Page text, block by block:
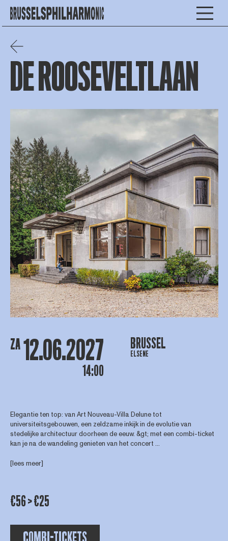
DE ROOSEVELTLAAN
ZA 12.06.2027
14:00
BRUSSEL
ELSENE
Elegantie ten top: van Art Nouveau-Villa Delune tot
universiteitsgebouwen, een zeldzame inkijk in de evolutie van
stedelijke architectuur doorheen de eeuw. &gt; met een combi-ticket
kan je na de wandeling genieten van het concert ...
[lees meer]
€56 > €25
COMBI-TICKETS